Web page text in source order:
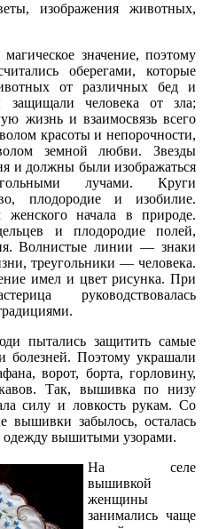
изображения животных,
значение, поэтому
оберегами, которые
от различных бед и
защищали человека от зла;
жизнь и взаимосвязь всего
красоты и непорочности,
земной любви. Звезды
и должны были изображаться
лучами. Круги
плодородие и изобилие.
женского начала в природе.
и плодородие полей,
Волнистые линии — знаки
треугольники — человека.
имел и цвет рисунка. При
руководствовалась
пытались защитить самые
болезней. Поэтому украшали
ворот, борта, горловину,
Так, вышивка по низу
силу и ловкость рукам. Со
вышивки забылось, осталась
одежду вышитыми узорами.
На селе
вышивкой
женщины
занимались чаще